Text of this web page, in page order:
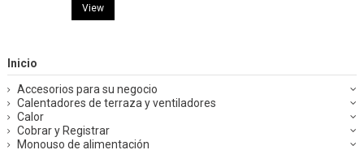
View
Inicio
Accesorios para su negocio
Calentadores de terraza y ventiladores
Calor
Cobrar y Registrar
Monouso de alimentación